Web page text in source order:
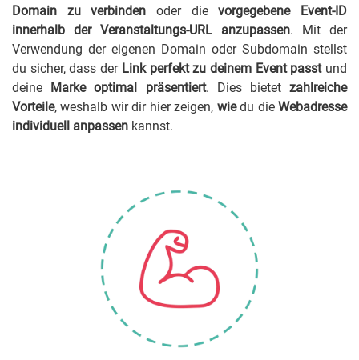
Domain zu verbinden oder dievorgegebene Event-ID
innerhalb der Veranstaltungs-URL anzupassen. Mit der
Verwendung der eigenen Domain oder Subdomain stellst
du sicher, dass der Link perfekt zu deinem Event passtund
deine Marke optimal präsentiert. Dies bietetzahlreiche
Vorteile, weshalb wir dir hier zeigen, wiedu dieWebadresse
individuell anpassen kannst.